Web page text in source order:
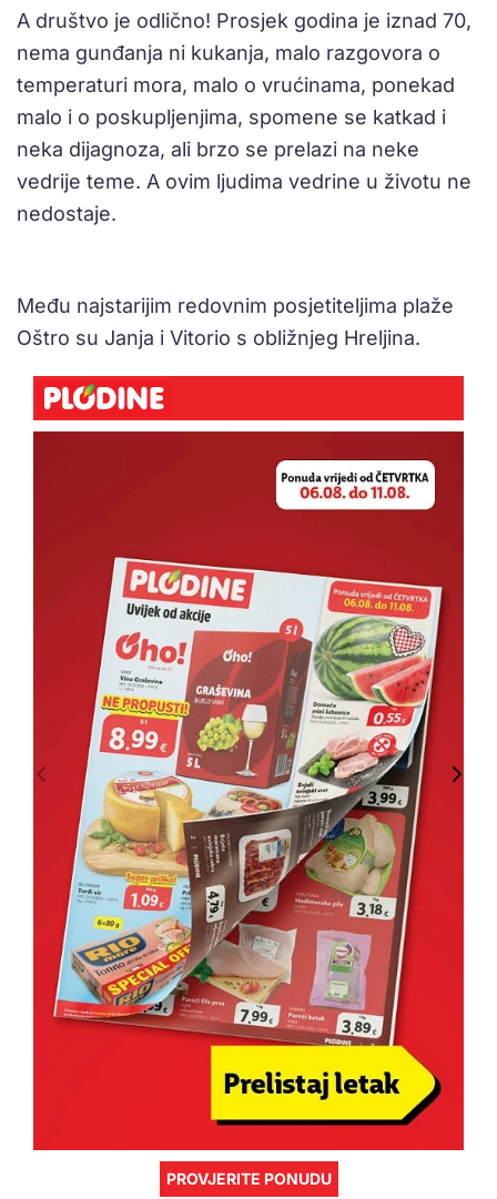
A društvo je odlično! Prosjek godina je iznad 70,
nema gunđanja ni kukanja, malo razgovora o
temperaturi mora, malo o vrućinama, ponekad
malo i o poskupljenjima, spomene se katkad i
neka dijagnoza, ali brzo se prelazi na neke
vedrije teme. A ovim ljudima vedrine u životu ne
nedostaje.
Među najstarijim redovnim posjetiteljima plaže
Oštro su Janja i Vitorio s obližnjeg Hreljina.
PROVJERITE PONUDU